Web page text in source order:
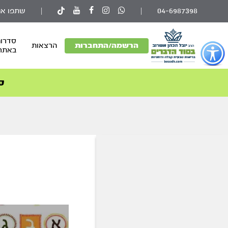
כפתור
לפתיחת
תפריט
נגישות
04-6987398 שתפו
הרשמה/התחברות הרצאות